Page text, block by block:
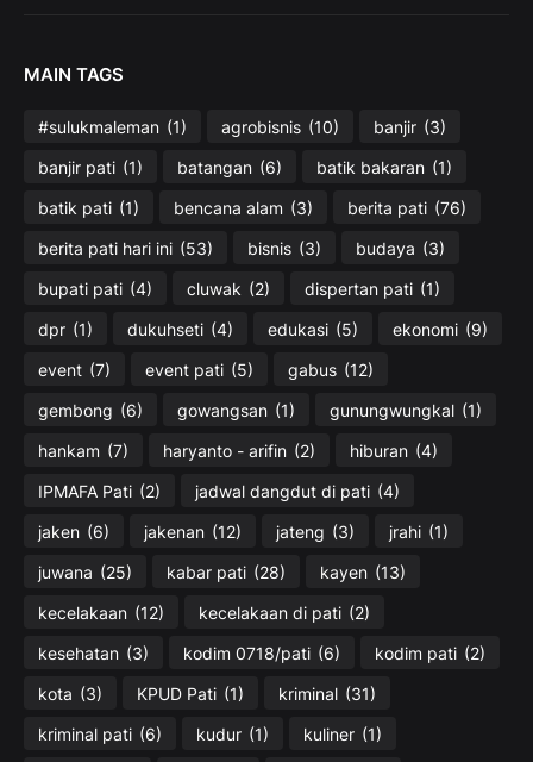
MAIN TAGS
#sulukmaleman (1) agrobisnis (10) banjir (3)
banjir pati (1) batangan (6) batik bakaran (1)
batik pati (1) bencana alam (3) berita pati (76)
berita pati hari ini (53) bisnis (3) budaya (3)
bupati pati (4) cluwak (2) dispertan pati (1)
dpr (1) dukuhseti (4) edukasi (5) ekonomi (9)
event (7) event pati (5) gabus (12)
gembong (6) gowangsan (1) gunungwungkal (1)
hankam (7) haryanto - arifin (2) hiburan (4)
IPMAFA Pati (2) jadwal dangdut di pati (4)
jaken (6) jakenan (12) jateng (3) jrahi (1)
juwana (25) kabar pati (28) kayen (13)
kecelakaan (12) kecelakaan di pati (2)
kesehatan (3) kodim 0718/pati (6) kodim pati (2)
kota (3) KPUD Pati (1) kriminal (31)
kriminal pati (6) kudur (1) kuliner (1)